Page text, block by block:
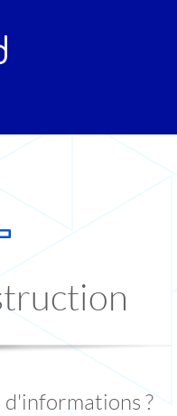
d'informations ?